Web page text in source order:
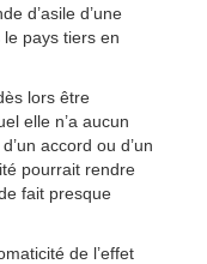
d’asile d’une
pays tiers en
lors être
elle n’a aucun
accord ou d’un
pourrait rendre
fait presque
de l’effet